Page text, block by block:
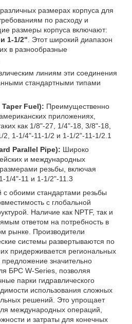
размерах корпуса для
по расходу и
размеры корпуса включают:
1-1/2" . Этот широкий диапазон
в разнообразные
линиям эти соединения
стандартными типами
Fuel): Преимущественно
приложениях,
как 1/8"-27, 1/4"-18, 3/8"-18,
1-1/4"-11-1/2 и 1-1/2"-11-1/2. 1
Parallel Pipe): Широко
и международных
резьбы, включая
1/4"-11 и 1-1/2"-11. 3
обоими стандартами резьбы
с глобальной
Наличие как NPTF, так и
ответом на потребность в
рынке. Производители
системы развертываются по
придерживается региональных
значительно
БРС W-Series, позволяя
парки гидравлического
использования сложных
решений. Это упрощает
международных операций,
и затраты для конечных